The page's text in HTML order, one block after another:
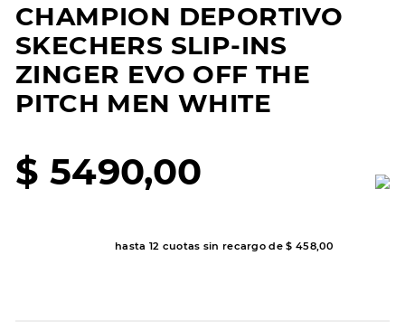
CHAMPION DEPORTIVO
SKECHERS SLIP-INS
ZINGER EVO OFF THE
PITCH MEN WHITE
$ 5490,00
hasta 12 cuotas sin recargo de$ 458,00
3.
skechers slip-ins
4 .
championes
5.
botas mujer
botas dama